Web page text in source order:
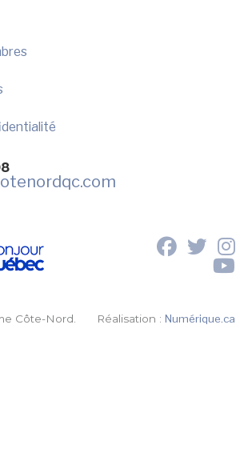
Côte-Nord. Réalisation :Numérique.ca